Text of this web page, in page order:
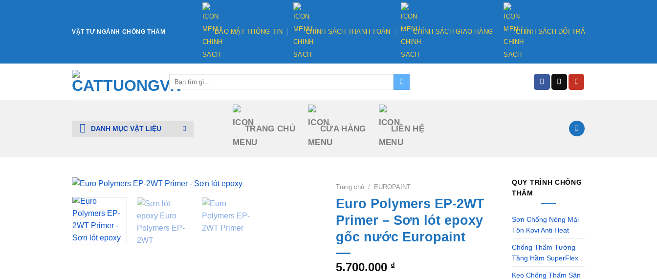
VẬT TƯ NGÀNH CHỐNG THẤM BẢO MẬT THÔNG TIN CHÍNH SÁCH THANH TOÁN CHÍNH SÁCH GIAO HÀNG CHÍNH SÁCH ĐỔI TRẢ
kiếm:
DANH MỤC VẬT LIỆU TRANG CHỦ CỬA HÀNG LIÊN HỆ
Trang chủ / EUROPAINT
Euro Polymers EP-2WT
Primer – Sơn lót epoxy
gốc nước Europaint
5.700.000 ₫
QUY TRÌNH CHỐNG
THẤM
Sơn Chống Nóng Mái
Tôn Kovi Anti Heat
Chống Thấm Tường
Tầng Hầm SuperFlex
Keo Chống Thấm Sân